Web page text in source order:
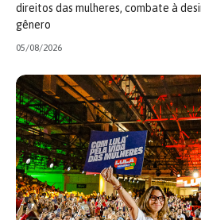
direitos das mulheres, combate à
gênero
05/08/2026